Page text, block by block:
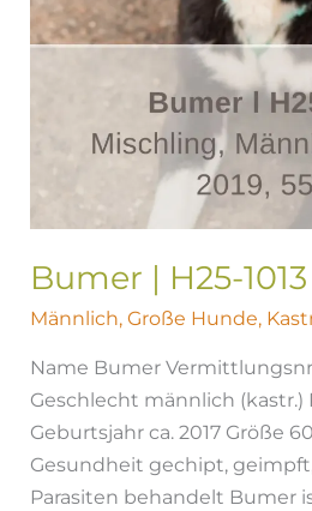
Bumer | H25-1013
Männlich,Große Hunde,
Name Bumer Vermittlungsnr.
Geschlecht männlich (kastr.)
Geburtsjahr ca. 2017 Größe
Gesundheit gechipt,
Parasiten behandelt Bumer